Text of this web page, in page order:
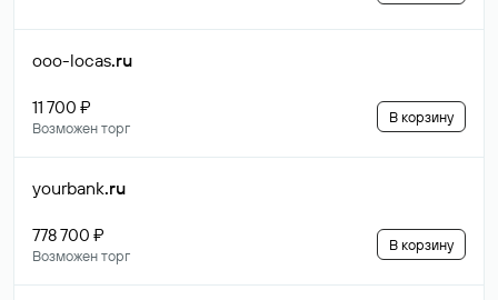
ooo-locas.ru
11 700 ₽
Возможен торг
В корзину
yourbank.ru
778 700 ₽
Возможен торг
В корзину